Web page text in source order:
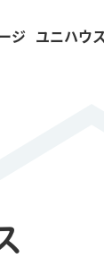
ジ ユニハウ